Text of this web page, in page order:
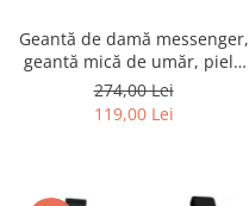
Geantă de damă messenger,
geantă mică de umăr, piele
ecologică, geantă bej cu
fermoar la modă - Peterson
PTR-PTN MX02-P-7717-D.BE
274,00 Lei
119,00 Lei